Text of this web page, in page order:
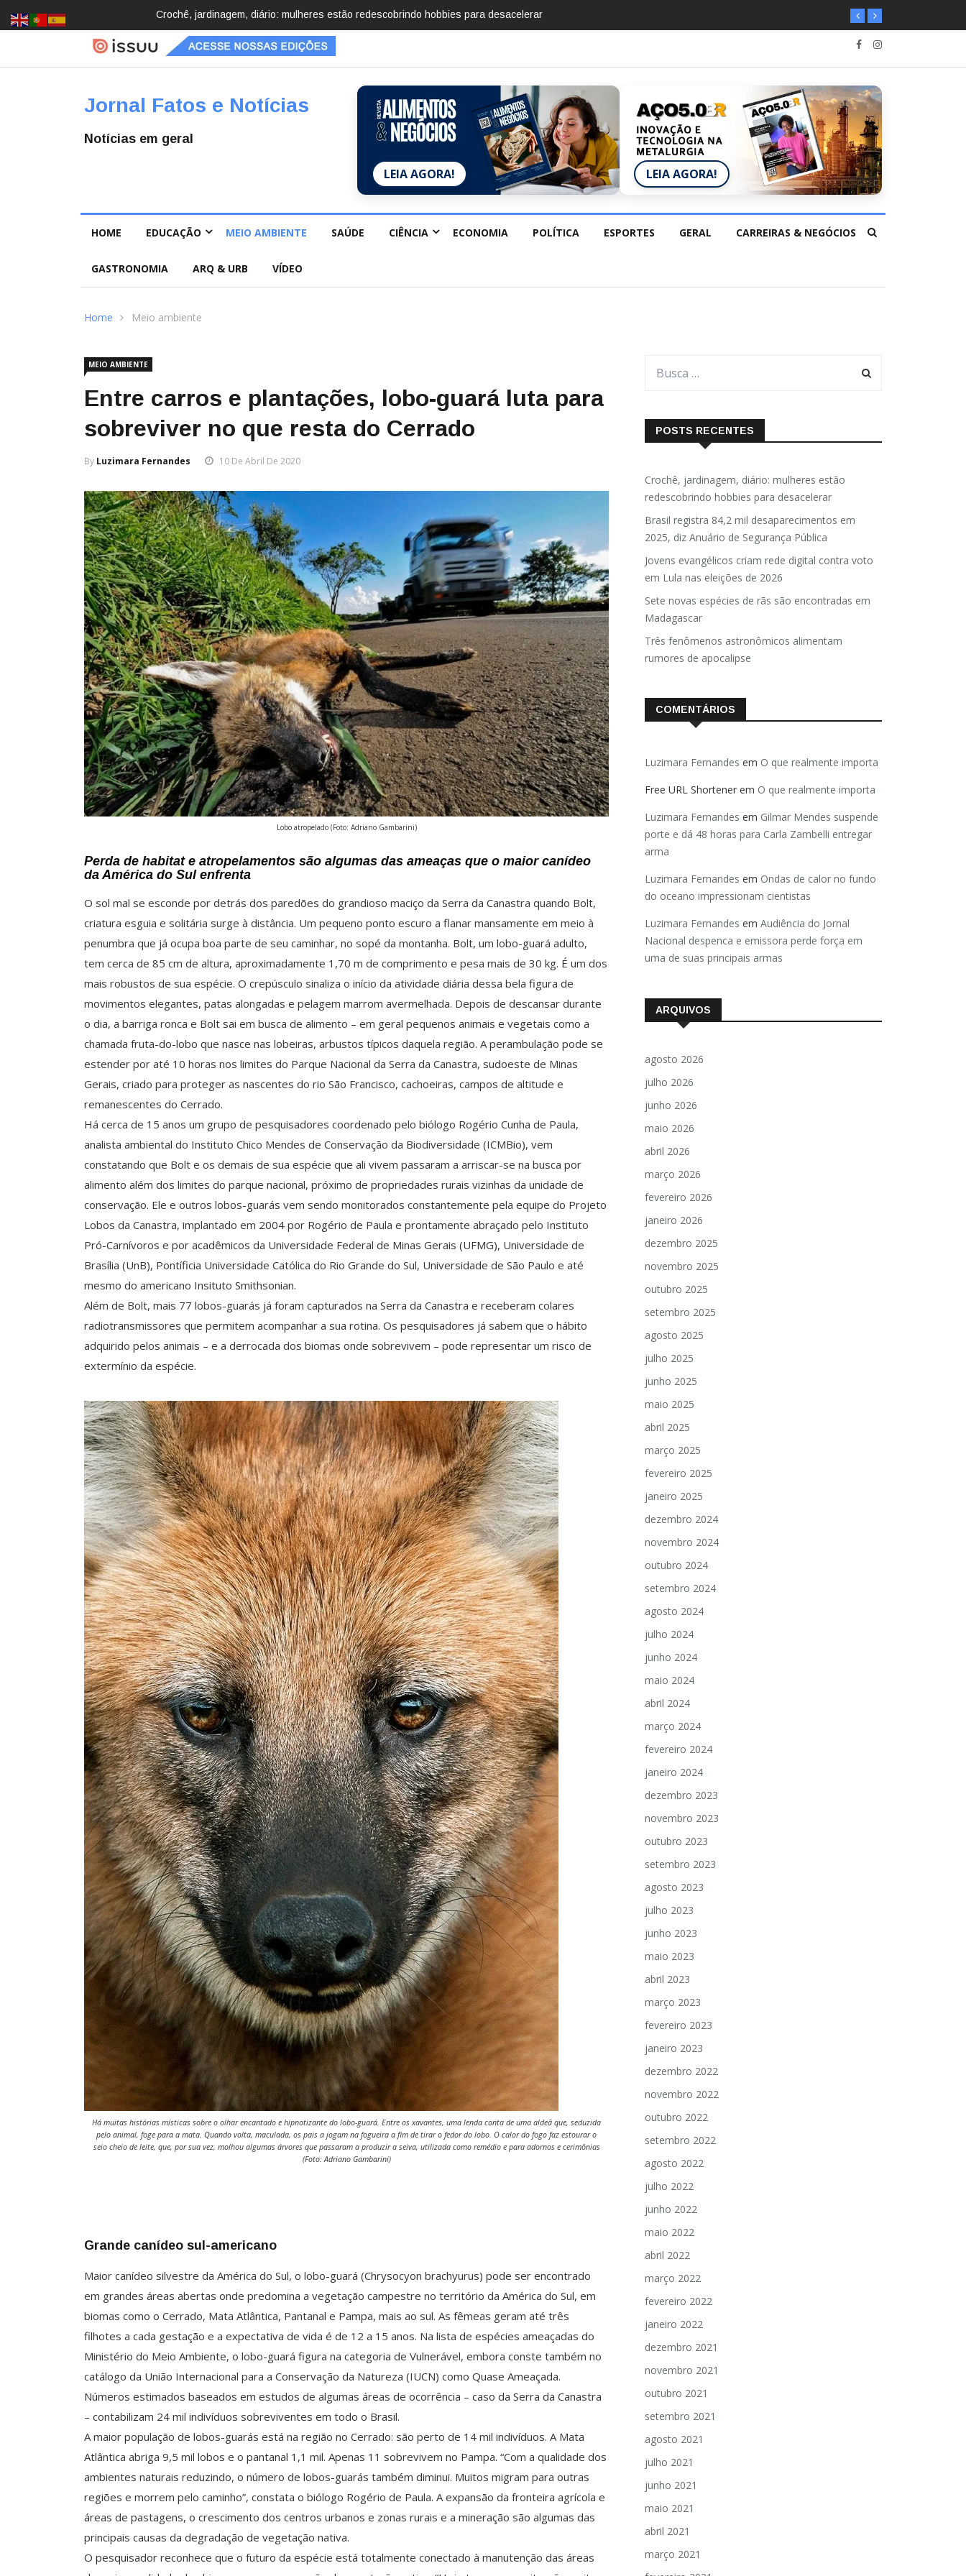
Brasil registra 84,2 mil desaparecimentos em 2025, diz Anuário de Segurança Pública
Jornal Fatos e Notícias
Notícias em geral
LEIA AGORA! LEIA AGORA!
HOME EDUCAÇÃO MEIO AMBIENTE SAÚDE CIÊNCIA ECONOMIA POLÍTICA ESPORTES GERAL CARREIRAS & NEGÓCIOS
GASTRONOMIA ARQ & URB VÍDEO
Home Meio ambiente
MEIO AMBIENTE
Entre carros e plantações, lobo-guará luta para
sobreviver no que resta do Cerrado
By Luzimara Fernandes 10 De Abril De 2020
Lobo atropelado (Foto: Adriano Gambarini)
Perda de habitat e atropelamentos são algumas das ameaças que o maior canídeo
da América do Sul enfrenta
O sol mal se esconde por detrás dos paredões do grandioso maciço da Serra da Canastra quando Bolt,
criatura esguia e solitária surge à distância. Um pequeno ponto escuro a flanar mansamente em meio à
penumbra que já ocupa boa parte de seu caminhar, no sopé da montanha. Bolt, um lobo-guará adulto,
tem cerca de 85 cm de altura, aproximadamente 1,70 m de comprimento e pesa mais de 30 kg. É um dos
mais robustos de sua espécie. O crepúsculo sinaliza o início da atividade diária dessa bela figura de
movimentos elegantes, patas alongadas e pelagem marrom avermelhada. Depois de descansar durante
o dia, a barriga ronca e Bolt sai em busca de alimento – em geral pequenos animais e vegetais como a
chamada fruta-do-lobo que nasce nas lobeiras, arbustos típicos daquela região. A perambulação pode se
estender por até 10 horas nos limites do Parque Nacional da Serra da Canastra, sudoeste de Minas
Gerais, criado para proteger as nascentes do rio São Francisco, cachoeiras, campos de altitude e
remanescentes do Cerrado.
Há cerca de 15 anos um grupo de pesquisadores coordenado pelo biólogo Rogério Cunha de Paula,
analista ambiental do Instituto Chico Mendes de Conservação da Biodiversidade (ICMBio), vem
constatando que Bolt e os demais de sua espécie que ali vivem passaram a arriscar-se na busca por
alimento além dos limites do parque nacional, próximo de propriedades rurais vizinhas da unidade de
conservação. Ele e outros lobos-guarás vem sendo monitorados constantemente pela equipe do Projeto
Lobos da Canastra, implantado em 2004 por Rogério de Paula e prontamente abraçado pelo Instituto
Pró-Carnívoros e por acadêmicos da Universidade Federal de Minas Gerais (UFMG), Universidade de
Brasília (UnB), Pontíficia Universidade Católica do Rio Grande do Sul, Universidade de São Paulo e até
mesmo do americano Insituto Smithsonian.
Além de Bolt, mais 77 lobos-guarás já foram capturados na Serra da Canastra e receberam colares
radiotransmissores que permitem acompanhar a sua rotina. Os pesquisadores já sabem que o hábito
adquirido pelos animais – e a derrocada dos biomas onde sobrevivem – pode representar um risco de
extermínio da espécie.
Há muitas histórias místicas sobre o olhar encantado e hipnotizante do lobo-guará. Entre os xavantes, uma lenda conta de uma aldeã que, seduzida
pelo animal, foge para a mata. Quando volta, maculada, os pais a jogam na fogueira a fim de tirar o fedor do lobo. O calor do fogo faz estourar o
seio cheio de leite, que, por sua vez, molhou algumas árvores que passaram a produzir a seiva, utilizada como remédio e para adornos e cerimônias
(Foto: Adriano Gambarini)
Grande canídeo sul-americano
Maior canídeo silvestre da América do Sul, o lobo-guará (Chrysocyon brachyurus) pode ser encontrado
em grandes áreas abertas onde predomina a vegetação campestre no território da América do Sul, em
biomas como o Cerrado, Mata Atlântica, Pantanal e Pampa, mais ao sul. As fêmeas geram até três
filhotes a cada gestação e a expectativa de vida é de 12 a 15 anos. Na lista de espécies ameaçadas do
Ministério do Meio Ambiente, o lobo-guará figura na categoria de Vulnerável, embora conste também no
catálogo da União Internacional para a Conservação da Natureza (IUCN) como Quase Ameaçada.
Números estimados baseados em estudos de algumas áreas de ocorrência – caso da Serra da Canastra
– contabilizam 24 mil indivíduos sobreviventes em todo o Brasil.
A maior população de lobos-guarás está na região no Cerrado: são perto de 14 mil indivíduos. A Mata
Atlântica abriga 9,5 mil lobos e o pantanal 1,1 mil. Apenas 11 sobrevivem no Pampa. “Com a qualidade dos
ambientes naturais reduzindo, o número de lobos-guarás também diminui. Muitos migram para outras
regiões e morrem pelo caminho”, constata o biólogo Rogério de Paula. A expansão da fronteira agrícola e
áreas de pastagens, o crescimento dos centros urbanos e zonas rurais e a mineração são algumas das
principais causas da degradação de vegetação nativa.
O pesquisador reconhece que o futuro da espécie está totalmente conectado à manutenção das áreas
POSTS RECENTES
Crochê, jardinagem, diário: mulheres estão
redescobrindo hobbies para desacelerar
Brasil registra 84,2 mil desaparecimentos em
2025, diz Anuário de Segurança Pública
Jovens evangélicos criam rede digital contra voto
em Lula nas eleições de 2026
Sete novas espécies de rãs são encontradas em
Madagascar
Três fenômenos astronômicos alimentam
rumores de apocalipse
COMENTÁRIOS
Luzimara Fernandes em O que realmente importa
Free URL Shortener em O que realmente importa
Luzimara Fernandes em Gilmar Mendes suspende
porte e dá 48 horas para Carla Zambelli entregar
arma
Luzimara Fernandes em Ondas de calor no fundo
do oceano impressionam cientistas
Luzimara Fernandes em Audiência do Jornal
Nacional despenca e emissora perde força em
uma de suas principais armas
ARQUIVOS
agosto 2026
julho 2026
junho 2026
maio 2026
abril 2026
março 2026
fevereiro 2026
janeiro 2026
dezembro 2025
novembro 2025
outubro 2025
setembro 2025
agosto 2025
julho 2025
junho 2025
maio 2025
abril 2025
março 2025
fevereiro 2025
janeiro 2025
dezembro 2024
novembro 2024
outubro 2024
setembro 2024
agosto 2024
julho 2024
junho 2024
maio 2024
abril 2024
março 2024
fevereiro 2024
janeiro 2024
dezembro 2023
novembro 2023
outubro 2023
setembro 2023
agosto 2023
julho 2023
junho 2023
maio 2023
abril 2023
março 2023
fevereiro 2023
janeiro 2023
dezembro 2022
novembro 2022
outubro 2022
setembro 2022
agosto 2022
julho 2022
junho 2022
maio 2022
abril 2022
março 2022
fevereiro 2022
janeiro 2022
dezembro 2021
novembro 2021
outubro 2021
setembro 2021
agosto 2021
julho 2021
junho 2021
maio 2021
abril 2021
março 2021